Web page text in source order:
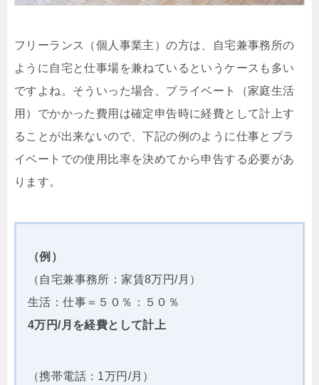
フリーランス（個人事業主）の方は、自宅兼事務所の
ように自宅と仕事場を兼ねているというケースも多い
ですよね。そういった場合、プライベート（家庭生活
用）でかかった費用は確定申告時に経費として計上す
ることが出来ないので、下記の例のように仕事とプラ
イベートでの使用比率を決めてから申告する必要があ
ります。
（例）
（自宅兼事務所：家賃8万円/月）
生活：仕事＝５０％：５０％
4万円/月を経費として計上
（携帯電話：1万円/月）